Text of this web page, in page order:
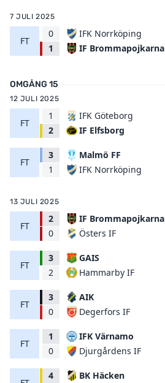
7 JULI 2025
FT
0
1
IFK Norrköping
IF Brommapojkarna
OMGÅNG 15
12 JULI 2025
FT
1
2
IFK Göteborg
IF Elfsborg
FT
3
1
Malmö FF
IFK Norrköping
13 JULI 2025
FT
2
0
IF Brommapojkarna
Östers IF
FT
3
2
GAIS
Hammarby IF
FT
3
0
AIK
Degerfors IF
FT
1
0
IFK Värnamo
Djurgårdens IF
4
BK Häcken